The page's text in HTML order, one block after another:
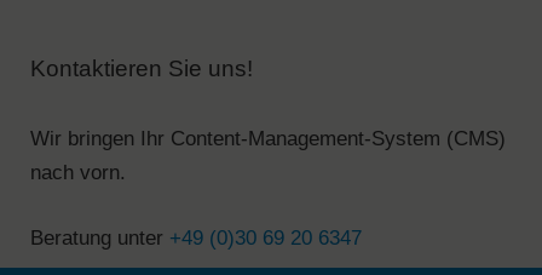
Kontaktieren Sie uns!
Wir bringen Ihr Content-Management-System (CMS)
nach vorn.
Beratung unter +49 (0)30 69 20 6347